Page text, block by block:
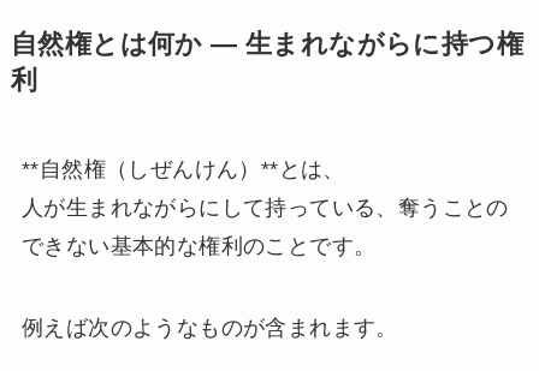
自然権とは何か ― 生まれながらに持つ権
利
**自然権（しぜんけん）**とは、
人が生まれながらにして持っている、奪うことの
できない基本的な権利のことです。
例えば次のようなものが含まれます。